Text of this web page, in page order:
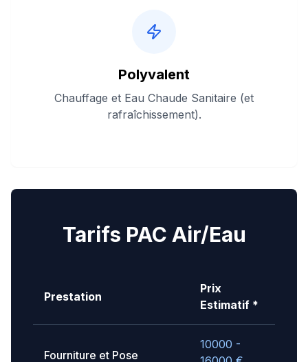
Polyvalent
Chauffage et Eau Chaude Sanitaire (et
rafraîchissement).
Tarifs PAC Air/Eau
Prestation
Prix
Estimatif *
Fourniture et Pose
10000 -